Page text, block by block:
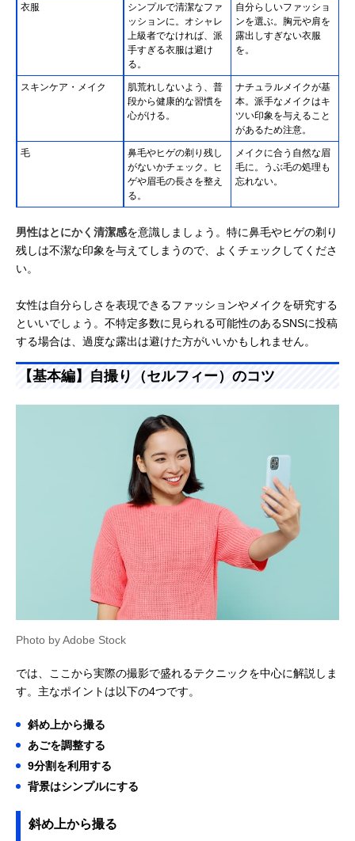
衣服
シンプルで清潔なファ
ッションに。オシャレ
上級者でなければ、派
手すぎる衣服は避け
る。
自分らしいファッショ
ンを選ぶ。胸元や肩を
露出しすぎない衣服
を。
スキンケア・メイク
肌荒れしないよう、普
段から健康的な習慣を
心がける。
ナチュラルメイクが基
本。派手なメイクはキ
ツい印象を与えること
があるため注意。
毛
鼻毛やヒゲの剃り残し
がないかチェック。ヒ
ゲや眉毛の長さを整え
る。
メイクに合う自然な眉
毛に。うぶ毛の処理も
忘れない。
男性はとにかく清潔感を意識しましょう。特に鼻毛やヒゲの剃り
残しは不潔な印象を与えてしまうので、よくチェックしてくださ
い。
女性は自分らしさを表現できるファッションやメイクを研究する
といいでしょう。不特定多数に見られる可能性のあるSNSに投稿
する場合は、過度な露出は避けた方がいいかもしれません。
【基本編】自撮り（セルフィー）のコツ
Photo by Adobe Stock
では、ここから実際の撮影で盛れるテクニックを中心に解説しま
す。主なポイントは以下の4つです。
斜め上から撮る
あごを調整する
9分割を利用する
背景はシンプルにする
斜め上から撮る